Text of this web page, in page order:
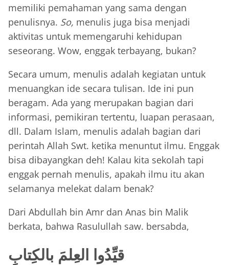
memiliki pemahaman yang sama dengan
penulisnya. So, menulis juga bisa menjadi
aktivitas untuk memengaruhi kehidupan
seseorang. Wow, enggak terbayang, bukan?
Secara umum, menulis adalah kegiatan untuk
menuangkan ide secara tulisan. Ide ini pun
beragam. Ada yang merupakan bagian dari
informasi, pemikiran tertentu, luapan perasaan,
dll. Dalam Islam, menulis adalah bagian dari
perintah Allah Swt. ketika menuntut ilmu. Enggak
bisa dibayangkan deh! Kalau kita sekolah tapi
enggak pernah menulis, apakah ilmu itu akan
selamanya melekat dalam benak?
Dari Abdullah bin Amr dan Anas bin Malik
berkata, bahwa Rasulullah saw. bersabda,
قيِّدُوا العِلمَ بالكِتابِ